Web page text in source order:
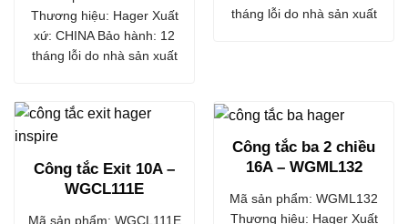
Thương hiệu: Hager Xuất
xứ: CHINA Bảo hành: 12
tháng lỗi do nhà sản xuất
tháng lỗi do nhà sản xuất
Công tắc Exit 10A –
WGCL111E
Mã sản phẩm: WGCL111E
Công tắc ba 2 chiều
16A – WGML132
Mã sản phẩm: WGML132
Thương hiệu: Hager Xuất